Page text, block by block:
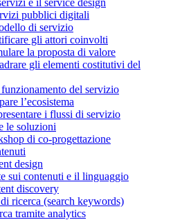
e il service design
pubblici digitali
di servizio
gli attori coinvolti
la proposta di valore
gli elementi costitutivi del
del servizio
l’ecosistema
i flussi di servizio
le soluzioni
di co-progettazione
design
sui contenuti e il linguaggio
discovery
ricerca (search keywords)
tramite analytics